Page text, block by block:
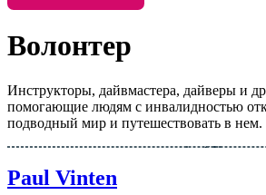
Волонтер
Инструкторы, дайвмастера, дайверы и
помогающие людям с инвалидностью
подводный мир и путешествовать в нем.
Paul Vinten